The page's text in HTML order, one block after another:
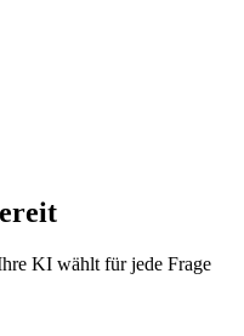
KI wählt für jede Frage